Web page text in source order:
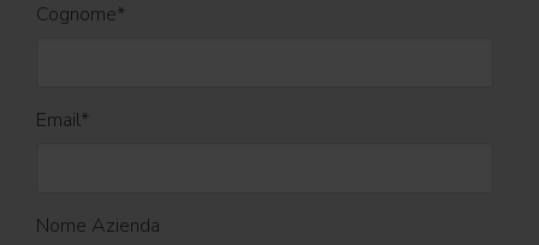
Cognome*
Email*
Nome Azienda